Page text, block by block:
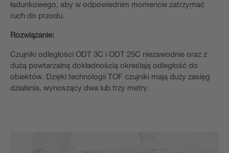
ładunkowego, aby w odpowiednim momencie zatrzymać
ruch do przodu.
Rozwiązanie:
Czujniki odległości ODT 3C i ODT 25C niezawodnie oraz z
dużą powtarzalną dokładnością określają odległość do
obiektów. Dzięki technologii TOF czujniki mają duży zasięg
działania, wynoszący dwa lub trzy metry.